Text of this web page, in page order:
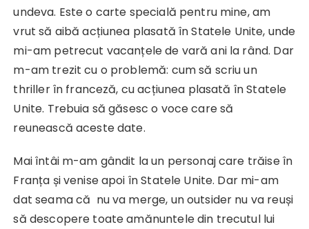
undeva. Este o carte specială pentru mine, am
vrut să aibă acțiunea plasată în Statele Unite, unde
mi-am petrecut vacanțele de vară ani la rând. Dar
m-am trezit cu o problemă: cum să scriu un
thriller în franceză, cu acțiunea plasată în Statele
Unite. Trebuia să găsesc o voce care să
reunească aceste date.
Mai întâi m-am gândit la un personaj care trăise în
Franța și venise apoi în Statele Unite. Dar mi-am
dat seama că nu va merge, un outsider nu va reuși
să descopere toate amănuntele din trecutul lui